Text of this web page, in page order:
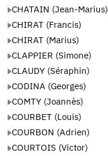
CHATAIN (Jean-Marius)
CHIRAT (Francis)
CHIRAT (Marius)
CLAPPIER (Simone)
CLAUDY (Séraphin)
CODINA (Georges)
COMTY (Joannès)
COURBET (Louis)
COURBON (Adrien)
COURTOIS (Victor)